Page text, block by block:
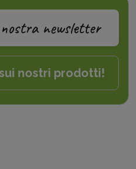
newsletter
nostri prodotti!